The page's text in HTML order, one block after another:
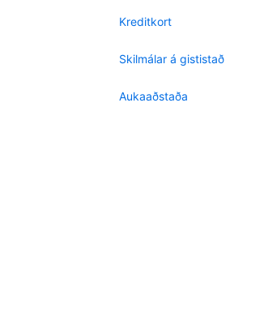
Kreditkort
Skilmálar á gististað
Aukaaðstaða